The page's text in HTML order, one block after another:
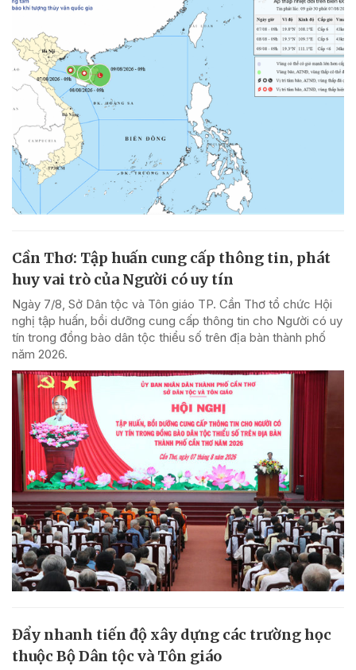
Cần Thơ: Tập huấn cung cấp thông tin, phát
huy vai trò của Người có uy tín
Ngày 7/8, Sở Dân tộc và Tôn giáo TP. Cần Thơ tổ chức Hội
nghị tập huấn, bồi dưỡng cung cấp thông tin cho Người có uy
tín trong đồng bào dân tộc thiểu số trên địa bàn thành phố
năm 2026.
Đẩy nhanh tiến độ xây dựng các trường học
thuộc Bộ Dân tộc và Tôn giáo